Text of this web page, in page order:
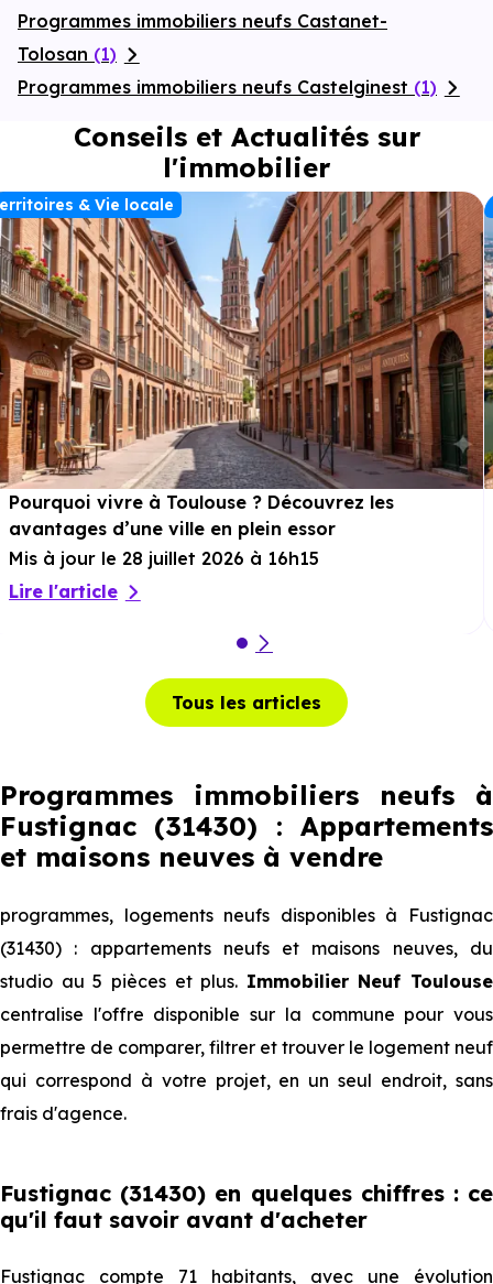
Programmes immobiliers neufs Castanet-
Tolosan (1)
Programmes immobiliers neufs Castelginest (1)
Conseils et Actualités sur
l'immobilier
& Vie locale
Pourquoi vivre à Toulouse ? Découvrez les
avantages d’une ville en plein essor
Mis à jour le 28 juillet 2026 à 16h15
Lire l'article
Tous les articles
Programmes immobiliers neufs à
Fustignac (31430) : Appartements
et maisons neuves à vendre
programmes, logements neufs disponibles à Fustignac
(31430) : appartements neufs et maisons neuves, du
studio au 5 pièces et plus. Immobilier Neuf Toulouse
centralise l'offre disponible sur la commune pour vous
permettre de comparer, filtrer et trouver le logement neuf
qui correspond à votre projet, en un seul endroit, sans
frais d'agence.
Fustignac (31430) en quelques chiffres : ce
qu'il faut savoir avant d'acheter
Fustignac compte 71 habitants, avec une évolution